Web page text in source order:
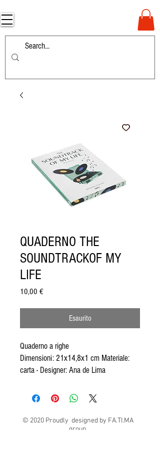
QUADERNO THE
SOUNDTRACKOF MY
LIFE
10,00 €Prezzo
Esaurito
Quaderno a righe
Dimensioni: 21x14,8x1 cm Materiale:
carta - Designer: Ana de Lima
© 2020 Proudly designed by FA.TI.MA
group